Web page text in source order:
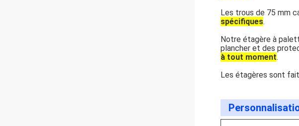
Les trous de 75 mm
spécifiques.
Notre étagère à
plancher et des
à tout moment.
Les étagères sont